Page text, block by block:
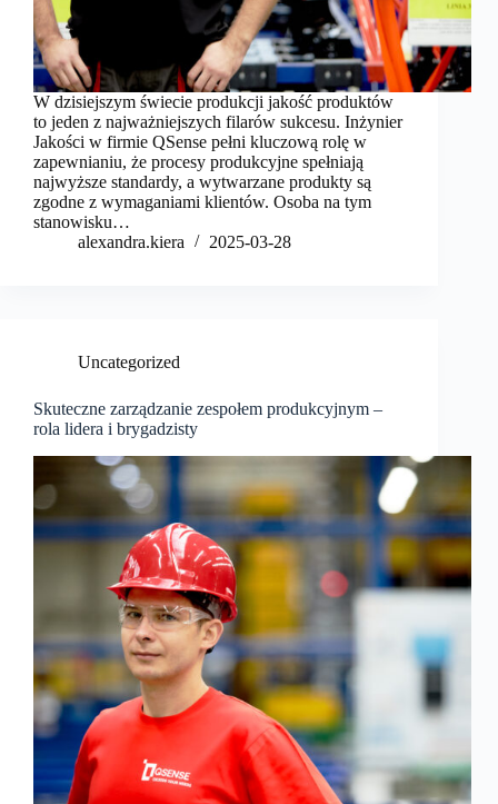
W dzisiejszym świecie produkcji jakość produktów
to jeden z najważniejszych filarów sukcesu. Inżynier
Jakości w firmie QSense pełni kluczową rolę w
zapewnianiu, że procesy produkcyjne spełniają
najwyższe standardy, a wytwarzane produkty są
zgodne z wymaganiami klientów. Osoba na tym
stanowisku…
alexandra.kiera
2025-03-28
Uncategorized
Skuteczne zarządzanie zespołem produkcyjnym –
rola lidera i brygadzisty